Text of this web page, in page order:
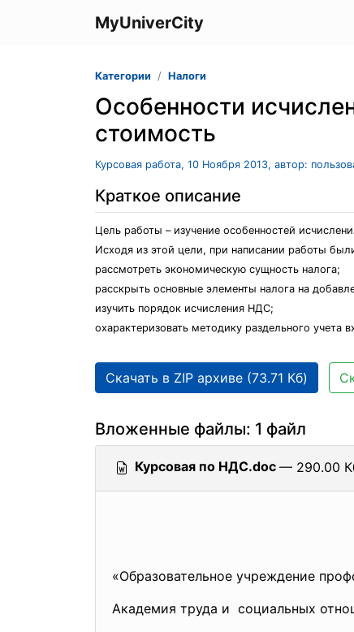
MyUniverCity
Категории Налоги
Особенности
стоимость
Курсовая работа, 10 Ноября 2013, автор:
Краткое описание
Цель работы – изучение особенностей
Исходя из этой цели, при написании работы
рассмотреть экономическую сущность налога;
расскрыть основные элементы налога на
изучить порядок исчисления НДС;
охарактеризовать методику раздельного учета
Скачать в ZIP архиве (73.71 Кб)
Вложенные файлы: 1 файл
Курсовая по НДС.doc — 290.00
«Образовательное учреждение
Академия труда и социальных